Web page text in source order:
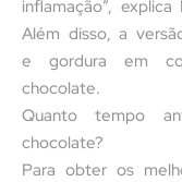
inflamação”, explica
Além disso, a
e gordura em
chocolate.
Quanto tempo
chocolate?
Para obter os